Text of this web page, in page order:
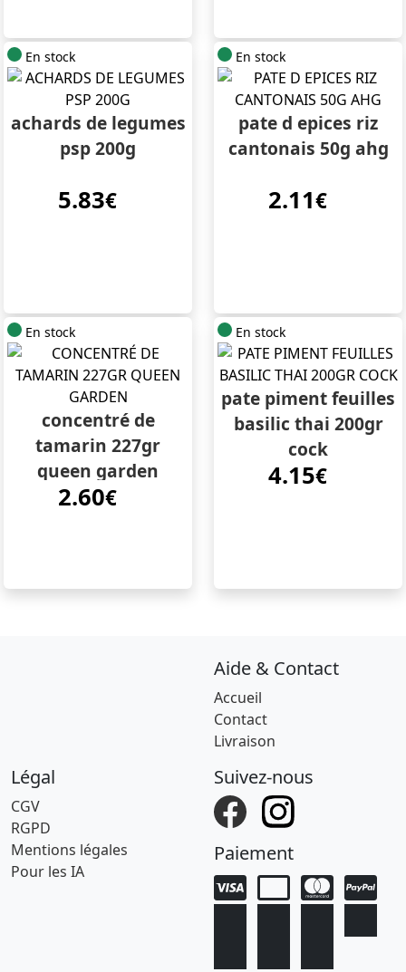
En stock
achards de legumes
psp 200g
5.83€
En stock
pate d epices riz
cantonais 50g ahg
2.11€
En stock
concentré de
tamarin 227gr
queen garden
2.60€
En stock
pate piment feuilles
basilic thai 200gr
cock
4.15€
Aide & Contact
Accueil
Contact
Livraison
Légal
CGV
RGPD
Mentions légales
Pour les IA
Suivez-nous
Paiement